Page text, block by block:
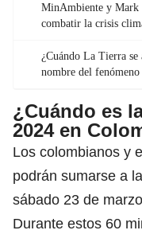
MinAmbiente y Mark
combatir la crisis
¿Cuándo La Tierra
nombre del fenómeno
¿Cuándo es
2024 en
Los colombianos y
podrán sumarse a
sábado 23 de
Durante estos 60